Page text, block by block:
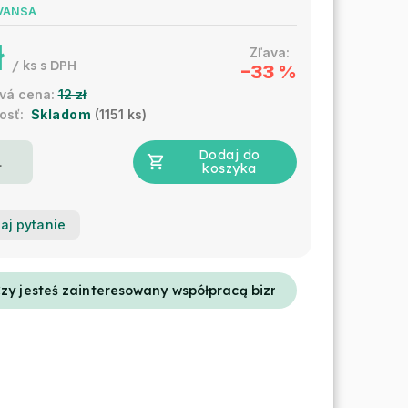
12 zł
–33 %
/ ks
Skladom (1151 ks)
Dodaj do
koszyka
pytanie